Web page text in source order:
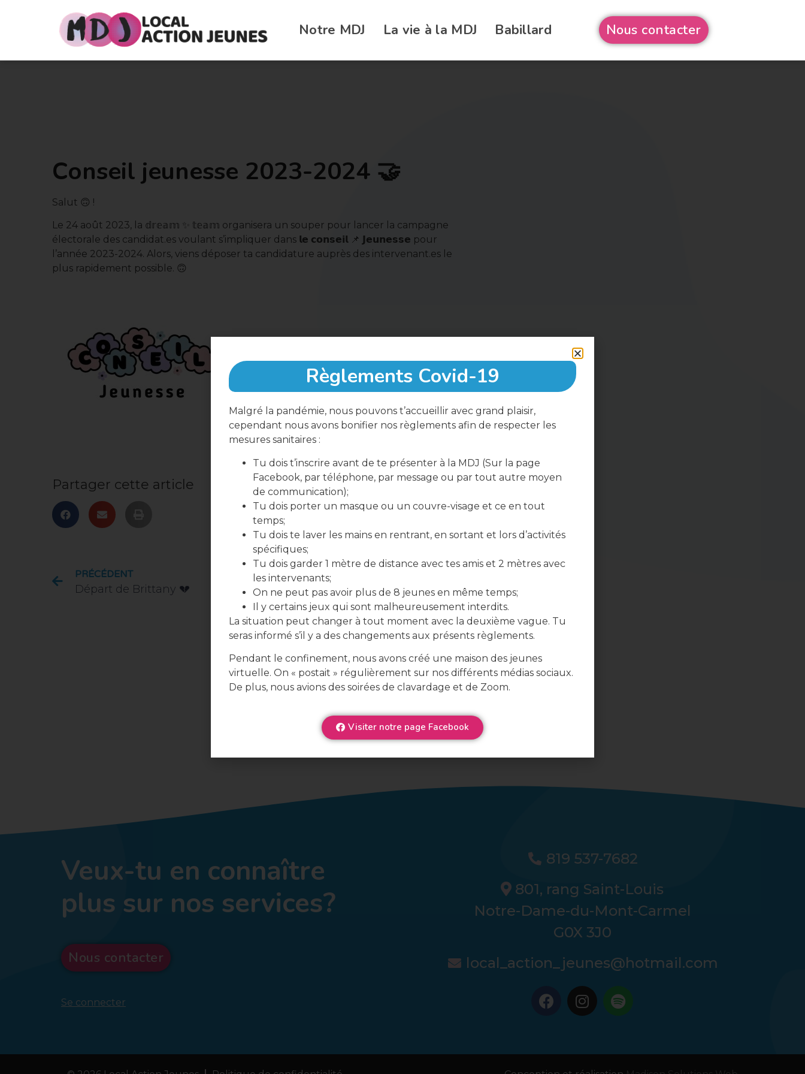
Notre MDJ La vie à la MDJ Babillard Nous contacter
Conseil jeunesse 2023-2024 🤝
Salut 🙃 !
Le 24 août 2023, la 𝕕𝕣𝕖𝕒𝕞 ✨ 𝕥𝕖𝕒𝕞 organisera un souper pour lancer la campagne
électorale des candidat.es voulant s’impliquer dans 𝗹𝗲 𝗰𝗼𝗻𝘀𝗲𝗶𝗹 📌 𝗝𝗲𝘂𝗻𝗲𝘀𝘀𝗲 pour
l’année 2023-2024. Alors, viens déposer ta candidature auprès des intervenant.es le
plus rapidement possible. 🙃
Partager cette article
PRÉCÉDENT
Départ de Brittany 💔 Soirée d’information 📣
Veux-tu en connaître
plus sur nos services?
Nous contacter
Se connecter
819 537-7682
801, rang Saint-Louis
Notre-Dame-du-Mont-Carmel
G0X 3J0
local_action_jeunes@hotmail.com
Règlements Covid-19
Malgré la pandémie, nous pouvons t’accueillir avec grand plaisir,
cependant nous avons bonifier nos règlements afin de respecter les
mesures sanitaires :
Tu dois t’inscrire avant de te présenter à la MDJ (Sur la page
Facebook, par téléphone, par message ou par tout autre moyen
de communication);
Tu dois porter un masque ou un couvre-visage et ce en tout
temps;
Tu dois te laver les mains en rentrant, en sortant et lors d’activités
spécifiques;
Tu dois garder 1 mètre de distance avec tes amis et 2 mètres avec
les intervenants;
On ne peut pas avoir plus de 8 jeunes en même temps;
Il y certains jeux qui sont malheureusement interdits.
La situation peut changer à tout moment avec la deuxième vague. Tu
seras informé s’il y a des changements aux présents règlements.
Pendant le confinement, nous avons créé une maison des jeunes
virtuelle. On « postait » régulièrement sur nos différents médias sociaux.
De plus, nous avions des soirées de clavardage et de Zoom.
Visiter notre page Facebook